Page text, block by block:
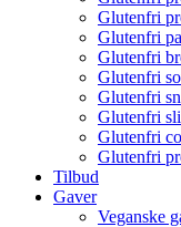
Glutenfri
Glutenfri
Glutenfri
Glutenfri
Glutenfri
Glutenfri
Glutenfri
Glutenfri
Tilbud
Gaver
Veganske